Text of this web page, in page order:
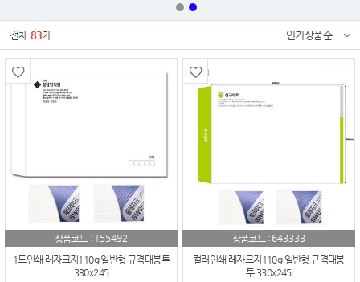
전체83개 인기상품순
상품코드 : 155492
1도인쇄 레자크지110g 일반형 규격대봉투
330x245
상품코드 : 643333
컬러인쇄 레자크지110g 일반형 규격대봉
투 330x245